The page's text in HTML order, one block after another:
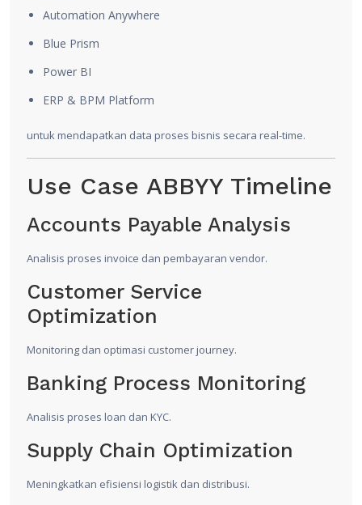
Automation Anywhere
Blue Prism
Power BI
ERP & BPM Platform
untuk mendapatkan data proses bisnis secara real-time.
Use Case ABBYY Timeline
Accounts Payable Analysis
Analisis proses invoice dan pembayaran vendor.
Customer Service
Optimization
Monitoring dan optimasi customer journey.
Banking Process Monitoring
Analisis proses loan dan KYC.
Supply Chain Optimization
Meningkatkan efisiensi logistik dan distribusi.